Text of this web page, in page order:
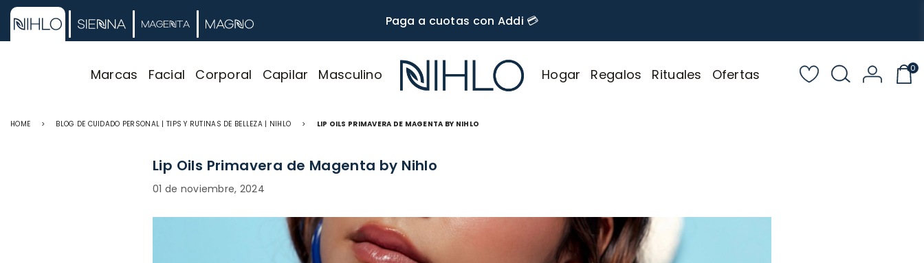
🚚 Envío GRATIS desde $60.000
Marcas Facial Corporal Capilar Masculino Hogar Regalos Rituales Ofertas 0
HOME > BLOG DE CUIDADO PERSONAL | TIPS Y RUTINAS DE BELLEZA | NIHLO > LIP OILS PRIMAVERA DE MAGENTA BY NIHLO
Lip Oils Primavera de Magenta by Nihlo
01 de noviembre, 2024